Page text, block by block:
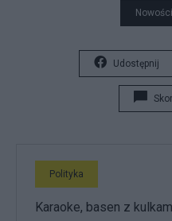
Udostępnij
Polityka
Karaoke, basen z